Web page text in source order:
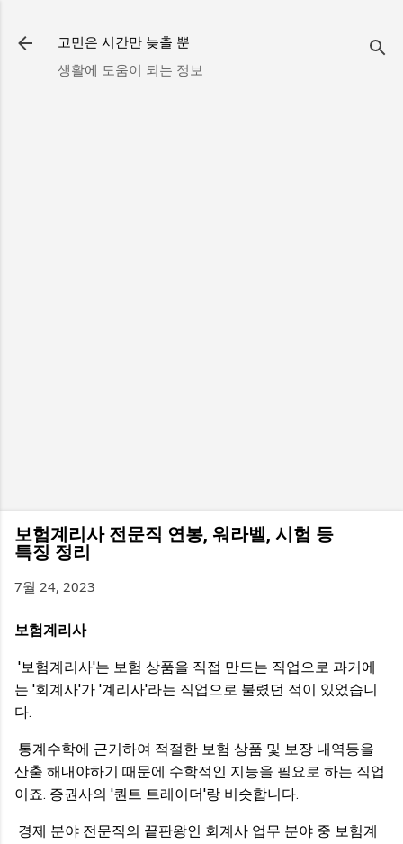
고민은 시간만 늦출 뿐
생활에 도움이 되는 정보
보험계리사 전문직 연봉, 워라벨, 시험 등
특징 정리
7월 24, 2023
보험계리사
'보험계리사'는 보험 상품을 직접 만드는 직업으로 과거에
는 '회계사'가 '계리사'라는 직업으로 불렸던 적이 있었습니
다.
통계수학에 근거하여 적절한 보험 상품 및 보장 내역등을
산출 해내야하기 때문에 수학적인 지능을 필요로 하는 직업
이죠. 증권사의 '퀀트 트레이더'랑 비슷합니다.
경제 분야 전문직의 끝판왕인 회계사 업무 분야 중 보험계